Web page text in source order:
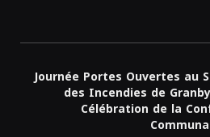
Journée Portes Ouvertes au
des Incendies de
Célébration de la